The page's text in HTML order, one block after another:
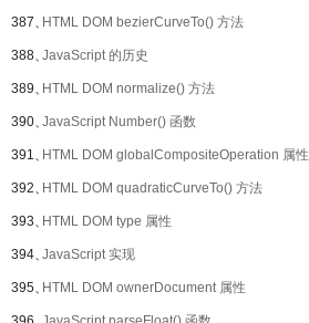
387、HTML DOM bezierCurveTo() 方法
388、JavaScript 的历史
389、HTML DOM normalize() 方法
390、JavaScript Number() 函数
391、HTML DOM globalCompositeOperation 属性
392、HTML DOM quadraticCurveTo() 方法
393、HTML DOM type 属性
394、JavaScript 实现
395、HTML DOM ownerDocument 属性